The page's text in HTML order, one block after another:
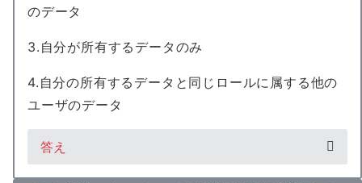
のデータ
3.自分が所有するデータのみ
4.自分の所有するデータと同じロールに属する他の
ユーザのデータ
答え